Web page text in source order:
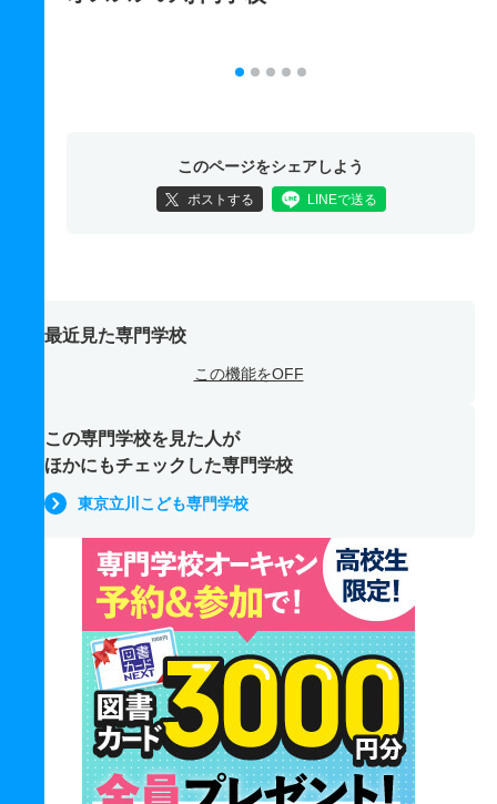
このページをシェアしよう
ポストする LINEで送る
最近見た専門学校
この機能をOFF
この専門学校を見た人が
ほかにもチェックした専門学校
東京立川こども専門学校